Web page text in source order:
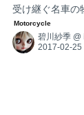
受け継ぐ名車の
碧川紗季 @